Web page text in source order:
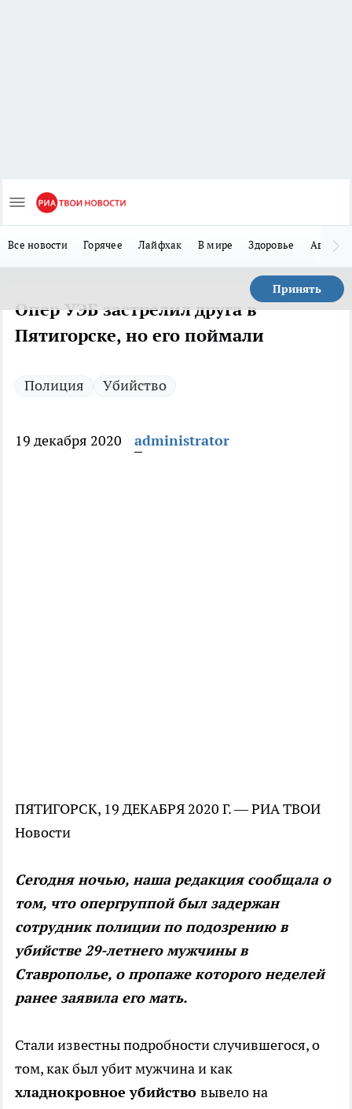
Все новости Горячее Лайфхак В мире Здоровье Авто
Принять
Опер УЭБ застрелил друга в
Пятигорске, но его поймали
Полиция Убийство
19 декабря 2020 administrator
ПЯТИГОРСК, 19 ДЕКАБРЯ 2020 Г. — РИА ТВОИ
Новости
Сегодня ночью, наша редакция сообщала о
том, что опергруппой был задержан
сотрудник полиции по подозрению в
убийстве 29-летнего мужчины в
Ставрополье, о пропаже которого неделей
ранее заявила его мать.
Стали известны подробности случившегося, о
том, как был убит мужчина и как
хладнокровное убийство вывело на